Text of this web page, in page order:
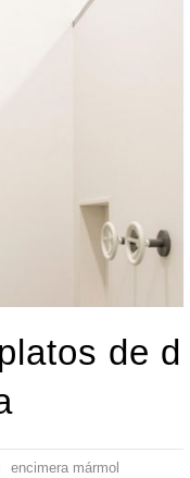
de d
encimera mármol